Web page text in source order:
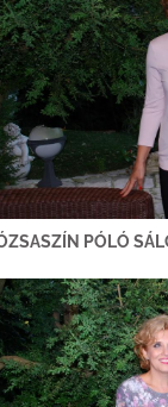
PÓLÓ